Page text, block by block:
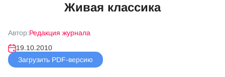
Живая классика
Автор:Редакция журнала
19.10.2010
Загрузить PDF-версию